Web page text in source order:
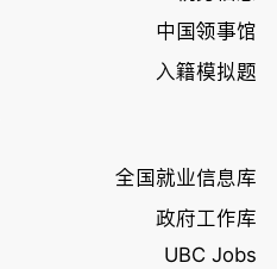
中国领事馆
入籍模拟题
全国就业信息库
政府工作库
UBC Jobs